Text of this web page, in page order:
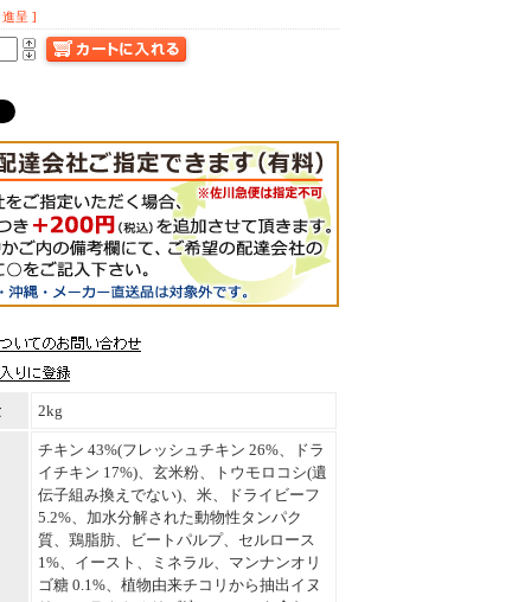
呈 ]
2kg
チキン 43%(フレッシュチキン 26%、ドラ
イチキン 17%)、玄米粉、トウモロコシ(遺
伝子組み換えでない)、米、ドライビーフ
5.2%、加水分解された動物性タンパク
質、鶏脂肪、ビートパルプ、セルロース
1%、イースト、ミネラル、マンナンオリ
ゴ糖 0.1%、植物由来チコリから抽出イヌ